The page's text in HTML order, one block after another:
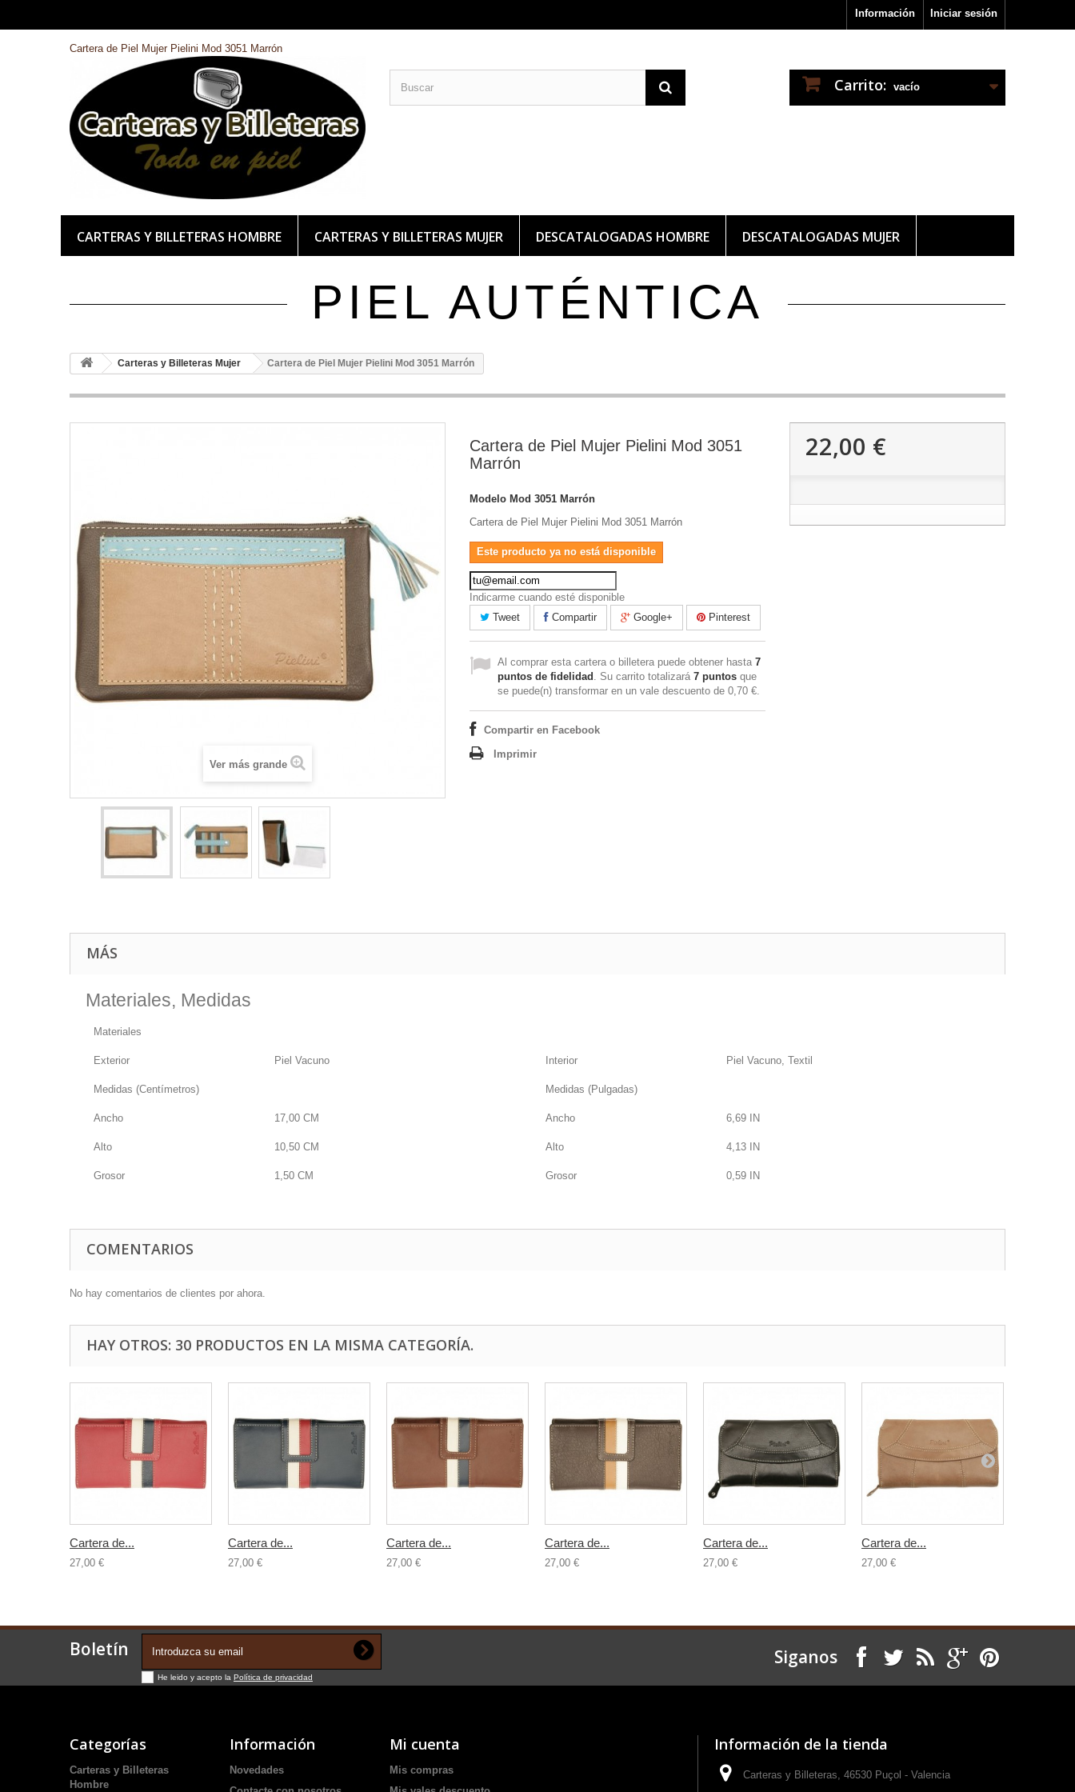
Iniciar sesión
Información
Cartera de Piel Mujer Pielini Mod 3051 Marrón
Carrito: vacío
CARTERAS Y BILLETERAS HOMBRE CARTERAS Y BILLETERAS MUJER DESCATALOGADAS HOMBRE DESCATALOGADAS MUJER
PIEL AUTÉNTICA
Carteras y Billeteras Mujer Cartera de Piel Mujer Pielini Mod 3051 Marrón
Ver más grande
Cartera de Piel Mujer Pielini Mod 3051
Marrón
Modelo Mod 3051 Marrón
Cartera de Piel Mujer Pielini Mod 3051 Marrón
Este producto ya no está disponible
Indicarme cuando esté disponible
Tweet
Compartir Google+ Pinterest
Al comprar esta cartera o billetera puede obtener hasta 7
puntos de fidelidad . Su carrito totalizará 7 puntos que
se puede(n) transformar en un vale descuento de 0,70 €
Compartir en Facebook
Imprimir
22,00 €
MÁS
Materiales, Medidas
Materiales
Exterior Piel Vacuno Interior Piel Vacuno, Textil
Medidas (Centímetros) Medidas (Pulgadas)
Ancho 17,00 CM Ancho 6,69 IN
Alto 10,50 CM Alto 4,13 IN
Grosor 1,50 CM Grosor 0,59 IN
COMENTARIOS
No hay comentarios de clientes por ahora.
HAY OTROS: 30 PRODUCTOS EN LA MISMA CATEGORÍA.
Cartera de...
27,00 €
Cartera de...
27,00 €
Cartera de...
27,00 €
Cartera de...
27,00 €
Cartera de...
27,00 €
Cartera de...
27,00 €
Boletín
He leido y acepto la Política de privacidad
Siganos
Categorías
Carteras y Billeteras
Hombre
Información
Novedades
Mi cuenta
Mis compras
Información de la tienda
Carteras y Billeteras, 46530 Puçol - Valencia